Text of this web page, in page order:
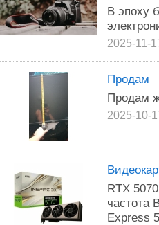
В эпоху
2025-11-
Продам
Продам
2025-10-
RTX
частота
Express